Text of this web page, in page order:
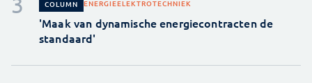
COLUMN ENERGIEELEKTROTECHNIEK
'Maak van dynamische energiecontracten de
standaard'